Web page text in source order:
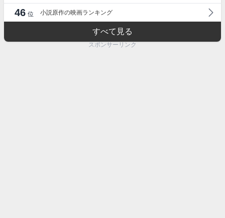
46 位 小説原作の映画ランキング
すべて見る
スポンサーリンク